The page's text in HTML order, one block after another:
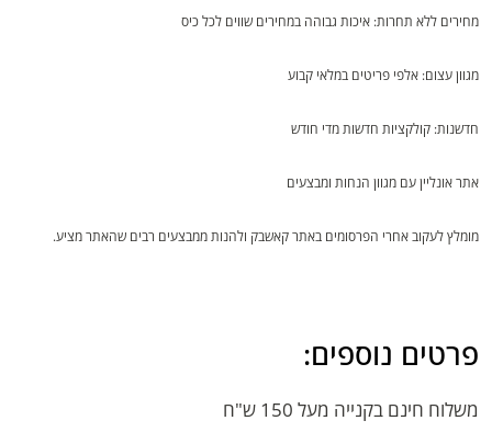
מחירים ללא תחרות: איכות גבוהה במחירים שווים לכל כיס
מגוון עצום: אלפי פריטים במלאי קבוע
חדשנות: קולקציות חדשות מדי חודש
אתר אונליין עם מגוון הנחות ומבצעים
מומלץ לעקוב אחרי הפרסומים באתר קאשבק ולהנות ממבצעים רבים שהאתר מציע.
פרטים נוספים:
משלוח חינם בקנייה מעל 150 ש"ח